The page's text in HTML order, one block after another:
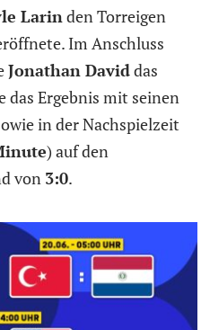
Larinden Torreigen
Im Anschluss
Jonathan Daviddas
das Ergebnis mit seinen
in der Nachspielzeit
) auf den
von 3:0.